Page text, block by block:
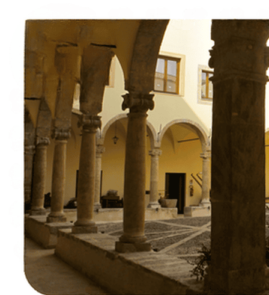
Italiano Français Deutsch Español
Menu